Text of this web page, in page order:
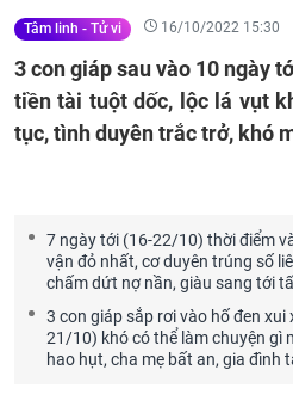
Tâm linh - Tử vi 16/10/2022 15:30
3 con giáp sau vào 10 ngày
tiền tài tuột dốc, lộc lá vụt
tục, tình duyên trắc trở, khó
7 ngày tới (16-22/10) thời điểm
vận đỏ nhất, cơ duyên trúng số
chấm dứt nợ nần, giàu sang tới
3 con giáp sắp rơi vào hố đen
21/10) khó có thể làm chuyện gì
hao hụt, cha mẹ bất an, gia đình